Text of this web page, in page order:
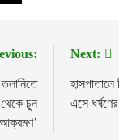
চুন
Next:
হাসপাতালে
এসে